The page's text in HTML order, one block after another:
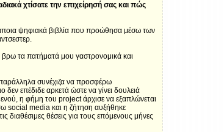
χτίσατε την επιχείρησή σας και πώς
ψηφιακά βιβλία που προώθησα μέσω των
βρω τα πατήματά μου γαστρονομικά και
συνέχιζα να προσφέρω
επέδιδε αρκετά ώστε να γίνει δουλειά
η φήμη του project άρχισε να εξαπλώνεται
social media και η ζήτηση αυξήθηκε
διαθέσιμες θέσεις για τους επόμενους μήνες